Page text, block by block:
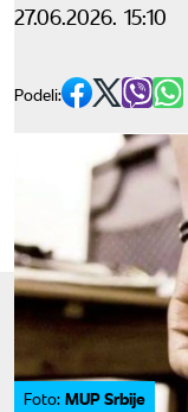
27.06.2026. 15:10
Podeli:
Foto: MUP Srbije